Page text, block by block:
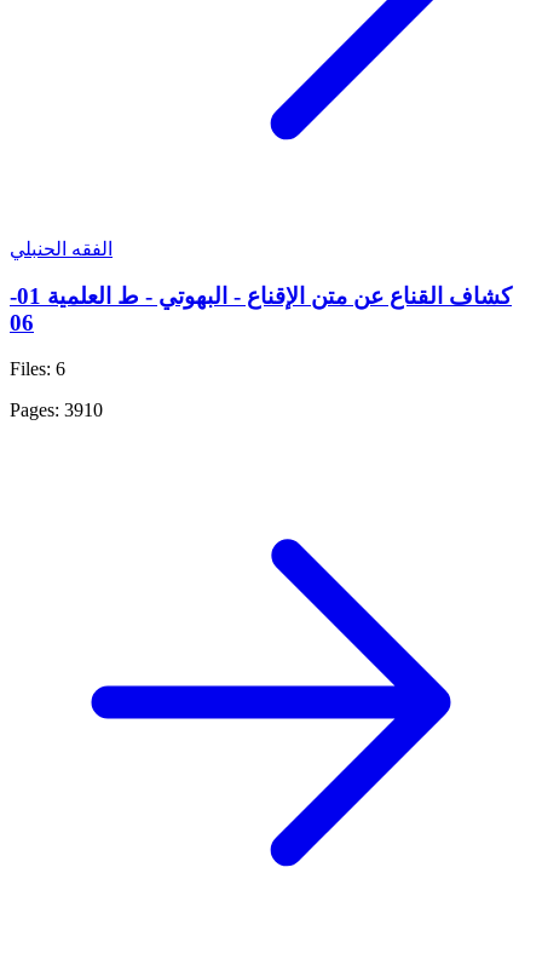
الفقه الحنبلي
كشاف القناع عن متن الإقناع - البهوتي - ط العلمية 01-
06
Files: 6
Pages: 3910